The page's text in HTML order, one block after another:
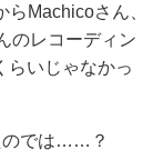
Machicoさん、
のレコーディン
らいじゃなかっ
のでは……？